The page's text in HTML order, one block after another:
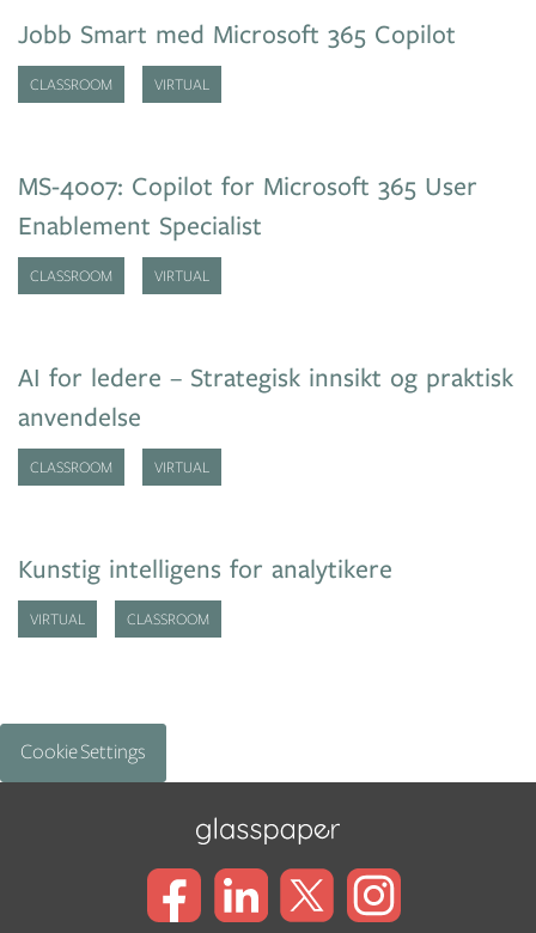
Jobb Smart med Microsoft 365 Copilot
CLASSROOM VIRTUAL
MS-4007: Copilot for Microsoft 365 User
Enablement Specialist
CLASSROOM VIRTUAL
AI for ledere – Strategisk innsikt og praktisk
anvendelse
CLASSROOM VIRTUAL
Kunstig intelligens for analytikere
VIRTUAL CLASSROOM
Cookie Settings